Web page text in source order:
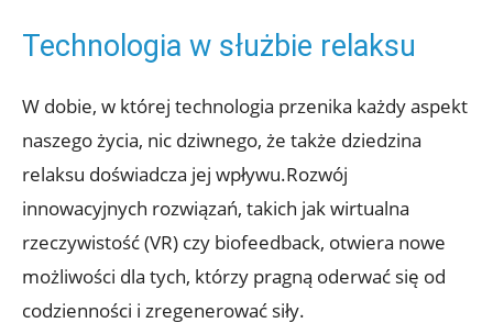
Technologia w służbie relaksu
W dobie, w której technologia przenika każdy aspekt
naszego życia, nic dziwnego, że także dziedzina
relaksu doświadcza jej wpływu.Rozwój
innowacyjnych rozwiązań, takich jak wirtualna
rzeczywistość (VR) czy biofeedback, otwiera nowe
możliwości dla tych, którzy pragną oderwać się od
codzienności i zregenerować siły.